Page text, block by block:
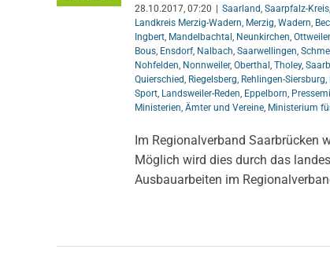
28.10.2017, 07:20 Saarland, Saarpfalz-Kreis,
Landkreis Merzig-Wadern, Merzig, Wadern,
Ingbert, Mandelbachtal , Neunkirchen, Ottweiler
Bous, Ensdorf, Nalbach, Saarwellingen,
Nohfelden, Nonnweiler, Oberthal , Tholey,
Quierschied, Riegelsberg, Rehlingen-Siersburg,
Sport, Landsweiler-Reden, Eppelborn,
Ministerien, Ämter und Vereine, Ministerium
Im Regionalverband Saarbrücken
Möglich wird dies durch das
Ausbauarbeiten im